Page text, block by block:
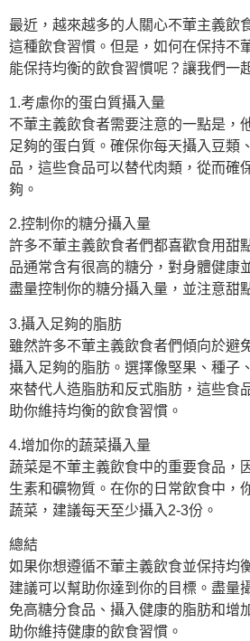
最近，越來越多的人關心不葷主義飲
這種飲食習慣。但是，如何在保持不
能保持均衡的飲食習慣呢？讓我們一
1.考慮你的蛋白質攝入量
不葷主義飲食者需要注意的一點是，
足夠的蛋白質。確保你每天攝入豆類
品，這些食品可以替代肉類，從而確
夠。
2.控制你的糖分攝入量
許多不葷主義飲食者們都喜歡食用甜
品通常含有很高的糖分，對身體健康
盡量控制你的糖分攝入量，並注意甜
3.攝入足夠的脂肪
雖然許多不葷主義飲食者們傾向於避
攝入足夠的脂肪。選擇像堅果、種子
來替代人造脂肪和反式脂肪，這些食
助你維持均衡的飲食習慣。
4.增加你的蔬菜攝入量
蔬菜是不葷主義飲食中的重要食品，
生素和礦物質。在你的日常飲食中，
蔬菜，建議每天至少攝入2-3份。
總結
如果你想遵循不葷主義飲食並保持均
建議可以幫助你達到你的目標。盡量
免高糖分食品、攝入健康的脂肪和增
助你維持健康的飲食習慣。